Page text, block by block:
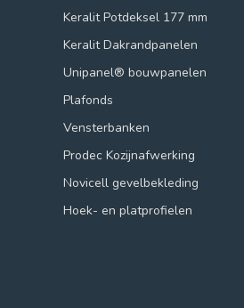
Keralit Potdeksel 177 mm
Keralit Dakrandpanelen
Unipanel® bouwpanelen
Plafonds
Vensterbanken
Prodec Kozijnafwerking
Novicell gevelbekleding
Hoek- en platprofielen